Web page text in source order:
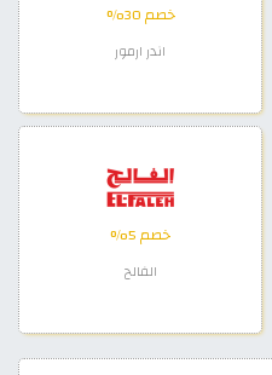
خصم 30%
اندر ارمور
خصم 5%
الفالح